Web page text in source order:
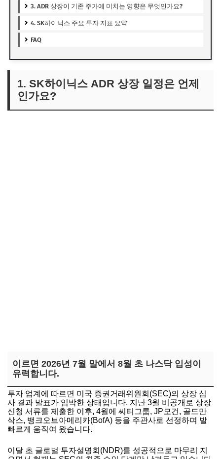
3. ADR 상장이 기존 주가에 미치는 영향은 무엇인가요?
4. SK하이닉스 주요 투자 지표 요약
FAQ
1. SK하이닉스 ADR 상장 일정은 언제
인가요?
이르면 2026년 7월 말에서 8월 초 나스닥 입성이
유력합니다.
투자 업계에 따르면 미국 증권거래위원회(SEC)의 상장 심
사 결과 발표가 임박한 상태입니다. 지난 3월 비공개로 상장
신청 서류를 제출한 이후, 4월에 씨티그룹, JP모건, 골드만
삭스, 뱅크오브아메리카(BofA) 등을 주관사로 선정하며 발
빠르게 움직여 왔습니다.
이달 초 글로벌 투자설명회(NDR)를 성공적으로 마무리 지